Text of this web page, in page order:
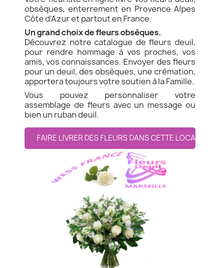
obsèques, enterrement en Provence Alpes
Côte d'Azur et partout en France.
Un grand choix de fleurs obsèques.
Découvrez notre catalogue de fleurs deuil,
pour rendre hommage à vos proches, vos
amis, vos connaissances. Envoyer des fleurs
pour un deuil, des obsèques, une crémation,
apportera toujours votre soutien à la Famille.
Vous pouvez personnaliser votre
assemblage de fleurs avec un message ou
bien un ruban deuil.
FAIRE LIVRER DES FLEURS DANS CETTE LOCALITE